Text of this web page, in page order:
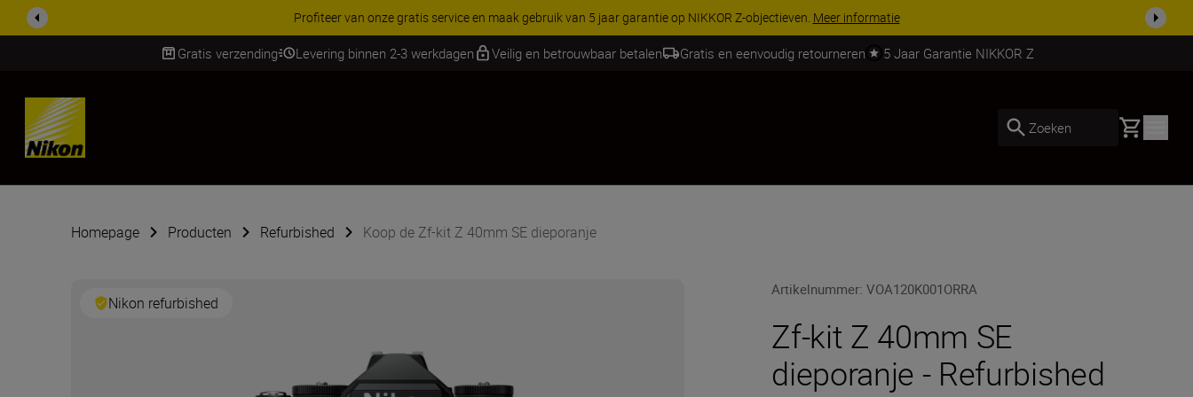
Profiteer van onze gratis service en maak gebruik van 5 jaar garantie op NIKKOR Z-objectieven. Meer informatie
Gratis verzending Levering binnen 2-3 werkdagen Veilig en betrouwbaar betalen Gratis en eenvoudig retourneren 5 Jaar Garantie NIKKOR Z
SKIP
Zoeken Basket
Homepage Producten Refurbished Koop de Zf-kit Z 40mm SE dieporanje
Nikon refurbished
Artikelnummer:VOA120K001ORRA
Zf-kit Z 40mm SE
dieporanje - Refurbished